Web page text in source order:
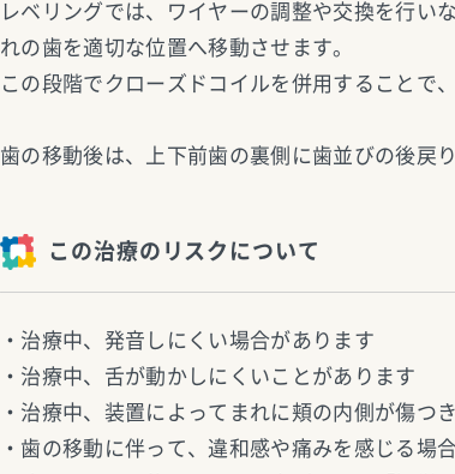
レベリングでは、ワイヤーの調整や交換を行
れの歯を適切な位置へ移動させます。
この段階でクローズドコイルを併用することで
歯の移動後は、上下前歯の裏側に歯並びの後戻
この治療のリスクについて
・治療中、発音しにくい場合があります
・治療中、舌が動かしにくいことがあります
・治療中、装置によってまれに頬の内側が傷つ
・歯の移動に伴って、違和感や痛みを感じる場